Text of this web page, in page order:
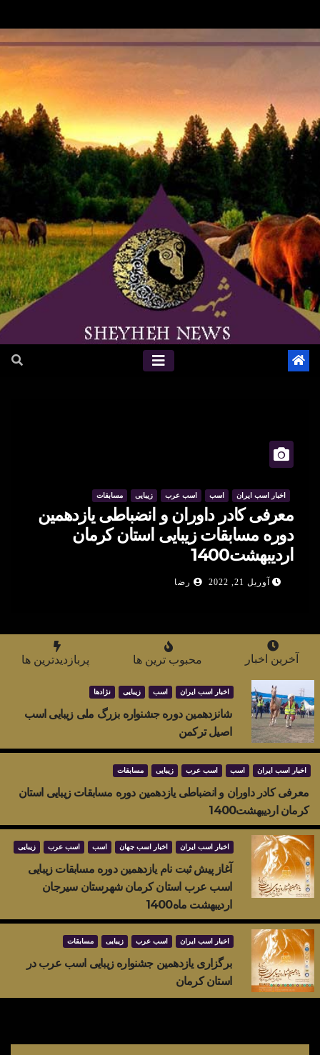
to
اخبار اسب ایران اسب اسب عرب زیبایی مسابقات
معرفی کادر داوران و انضباطی یازدهمین
دوره مسابقات زیبایی استان کرمان
اردیبهشت1400
آوریل 21, 2022 رضا
آخرین اخبار محبوب ترین ها پربازدیدترین ها
اخبار اسب ایران اسب زیبایی نژادها
شانزدهمین دوره جشنواره بزرگ ملی زیبایی اسب
اصیل ترکمن
اخبار اسب ایران اسب اسب عرب زیبایی مسابقات
معرفی کادر داوران و انضباطی یازدهمین دوره مسابقات زیبایی استان
کرمان اردیبهشت1400
اخبار اسب ایران اخبار اسب جهان اسب اسب عرب زیبایی
آغاز پیش ثبت نام یازدهمین دوره مسابقات زیبایی
اسب عرب استان کرمان شهرستان سیرجان
اردیبهشت ماه1400
اخبار اسب ایران اسب عرب زیبایی مسابقات
برگزاری یازدهمین جشنواره زیبایی اسب عرب در
استان کرمان